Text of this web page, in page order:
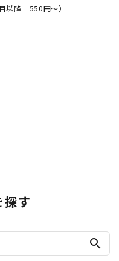
以降 550円～）
す
search